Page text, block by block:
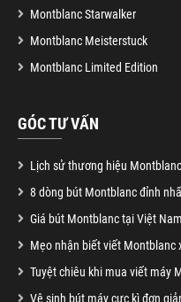
Montblanc Starwalker
Montblanc Meisterstuck
Montblanc Limited Edition
GÓC TƯ VẤN
Lịch sử thương hiệu Montblanc
8 dòng bút Montblanc đỉnh
Giá bút Montblanc tại Việt Nam
Mẹo nhận biết viết Montblanc
Tuyệt chiêu khi mua viết máy
Vệ sinh bút máy cực kì đơn